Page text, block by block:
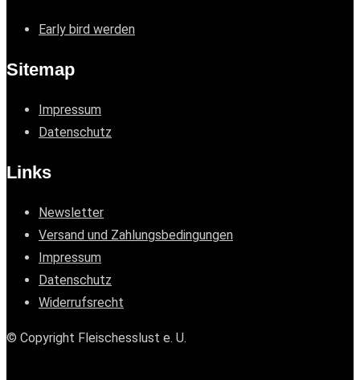
Early bird werden
Sitemap
Impressum
Datenschutz
Links
Newsletter
Versand und Zahlungsbedingungen
Impressum
Datenschutz
Widerrufsrecht
© Copyright Fleischesslust e. U.